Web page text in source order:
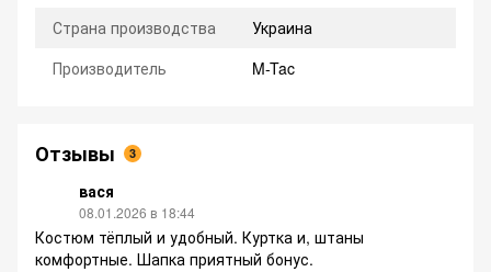
Страна производства
Украина
Производитель
M-Tac
Отзывы 3
вася
08.01.2026 в 18:44
Костюм тёплый и удобный. Куртка и, штаны
комфортные. Шапка приятный бонус.